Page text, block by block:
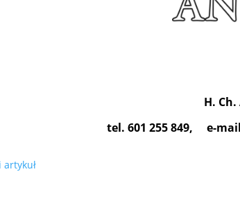
H.
tel. 601 255 849, e-
artykuł